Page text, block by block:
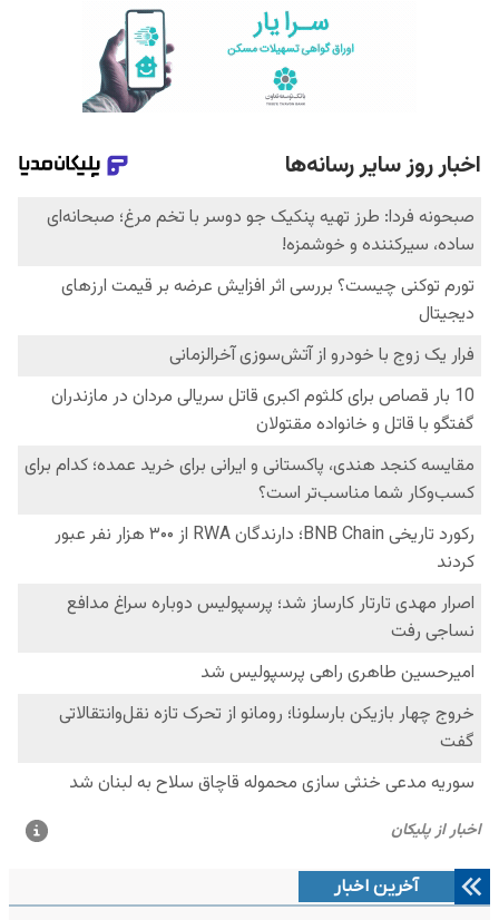
آخرین اخبار